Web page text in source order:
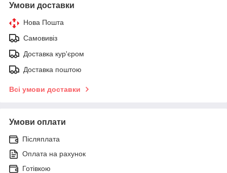
Умови доставки
Нова Пошта
Самовивіз
Доставка кур'єром
Доставка поштою
Всі умови доставки
Умови оплати
Післяплата
Оплата на рахунок
Готівкою